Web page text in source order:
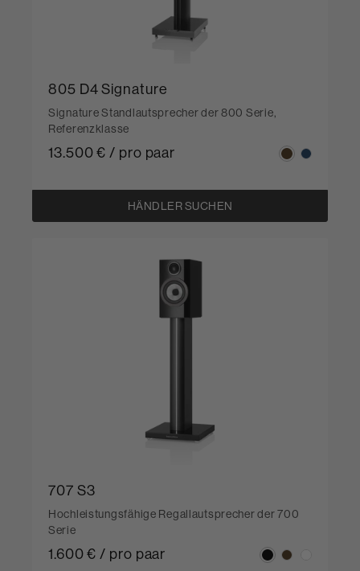
805 D4 Signature
Signature Standlautsprecher der 800 Serie,
Referenzklasse
13.500 € / pro paar
HÄNDLER SUCHEN
707 S3
Hochleistungsfähige Regallautsprecher der 700
Serie
1.600 € / pro paar